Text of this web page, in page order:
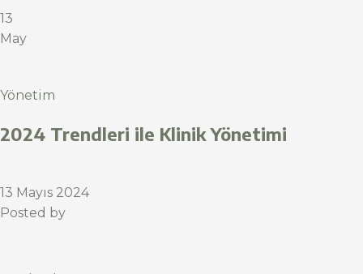
13
May
Yönetim
2024 Trendleri ile Klinik Yönetimi
13 Mayıs 2024
Posted by